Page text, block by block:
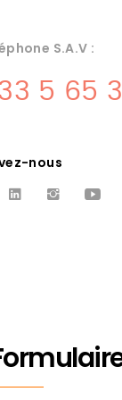
S.A.V :
5 65
nous
de